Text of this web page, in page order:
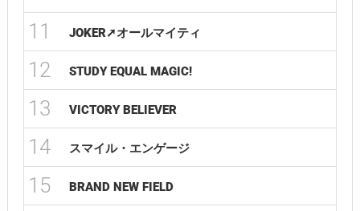
11 JOKER➚オールマイティ
12 STUDY EQUAL MAGIC!
13 VICTORY BELIEVER
14 スマイル・エンゲージ
15 BRAND NEW FIELD